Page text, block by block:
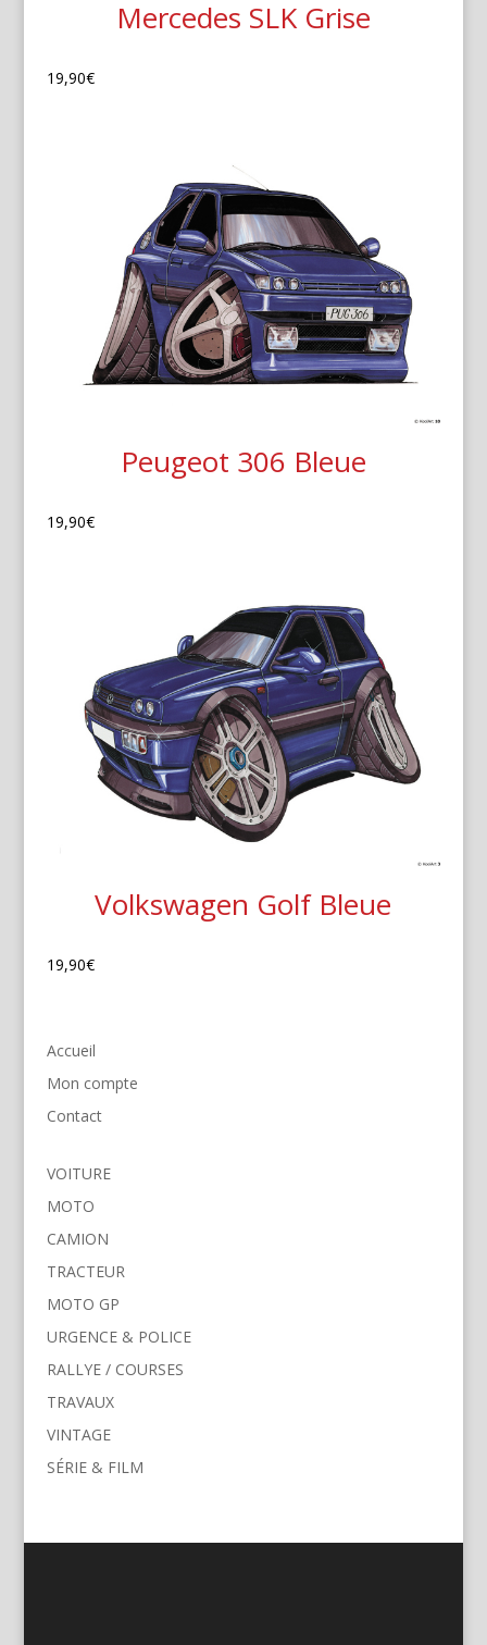
Mercedes SLK Grise
19,90€
Peugeot 306 Bleue
19,90€
Volkswagen Golf Bleue
19,90€
Accueil
Mon compte
Contact
VOITURE
MOTO
CAMION
TRACTEUR
MOTO GP
URGENCE & POLICE
RALLYE / COURSES
TRAVAUX
VINTAGE
SÉRIE & FILM